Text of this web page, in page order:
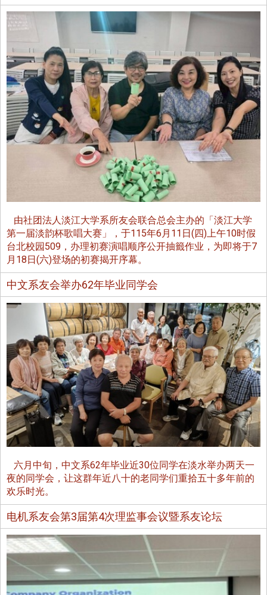
由社团法人淡江大学系所友会联合总会主办的「淡江大学
第一届淡韵杯歌唱大赛」，于115年6月11日(四)上午10时假
台北校园509，办理初赛演唱顺序公开抽籤作业，为即将于7
月18日(六)登场的初赛揭开序幕。
中文系友会举办62年毕业同学会
六月中旬，中文系62年毕业近30位同学在淡水举办两天一
夜的同学会，让这群年近八十的老同学们重拾五十多年前的
欢乐时光。
电机系友会第3届第4次理监事会议暨系友论坛